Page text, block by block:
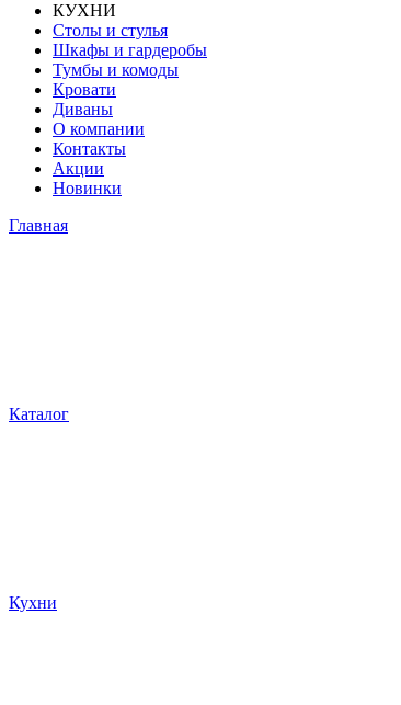
КУХНИ
Столы и стулья
Шкафы и гардеробы
Тумбы и комоды
Кровати
Диваны
О компании
Контакты
Акции
Новинки
Главная
Каталог
Кухни